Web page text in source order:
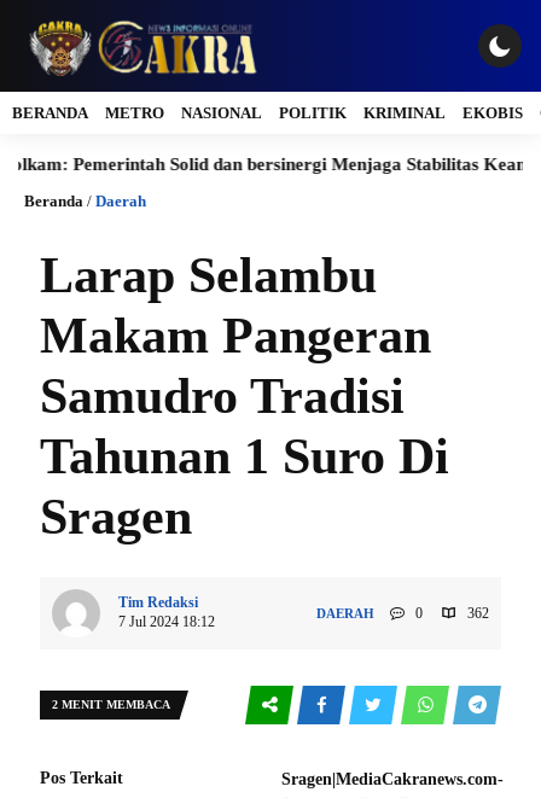
BERANDA METRO NASIONAL POLITIK KRIMINAL EKOBIS
Solid dan bersinergi Menjaga Stabilitas Keamanan
Beranda / Daerah
Larap Selambu
Makam Pangeran
Samudro Tradisi
Tahunan 1 Suro Di
Sragen
Tim Redaksi
7 Jul 2024 18:12
DAERAH 0 362
2 MENIT MEMBACA
Sragen|MediaCakranews.com-
Pos Terkait